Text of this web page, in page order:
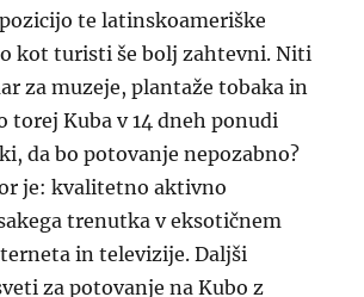
te latinskoameriške
kot turisti še bolj zahtevni. Niti
za muzeje, plantaže tobaka in
torej Kuba v 14 dneh ponudi
da bo potovanje nepozabno?
je: kvalitetno aktivno
trenutka v eksotičnem
in televizije. Daljši
za potovanje na Kubo z